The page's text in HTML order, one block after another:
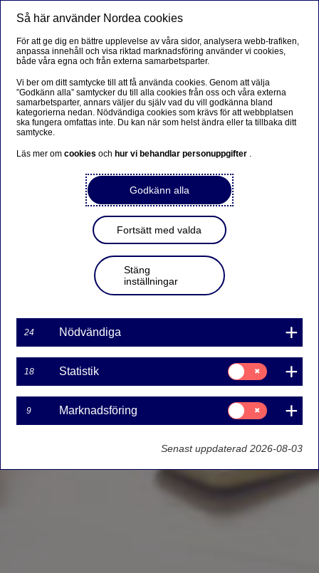
Så här använder Nordea cookies
För att ge dig en bättre upplevelse av våra sidor, analysera webb-trafiken,
anpassa innehåll och visa riktad marknadsföring använder vi cookies,
både våra egna och från externa samarbetsparter.
Vi ber om ditt samtycke till att få använda cookies. Genom att välja
”Godkänn alla” samtycker du till alla cookies från oss och våra externa
samarbetsparter, annars väljer du själv vad du vill godkänna bland
kategorierna nedan. Nödvändiga cookies som krävs för att webbplatsen
ska fungera omfattas inte. Du kan när som helst ändra eller ta tillbaka ditt
samtycke.
Läs mer omcookiesoch hur vi behandlar personuppgifter .
Godkänn alla
Fortsätt med valda
Stäng
inställningar
24 Nödvändiga
18 Statistik
Samtycke
för:
Statistik
9 Marknadsföring
Samtycke
för:
Marknadsföring
Senast uppdaterad 2026-08-03